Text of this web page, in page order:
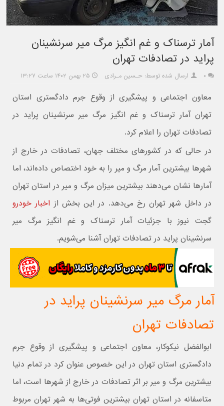
آمار ترسناک و غم انگیز مرگ میر سرنشینان
پراید در تصادفات تهران
۰ ارسال شده توسط: حـسین مـرادی ۲۵ بهمن ۱۴۰۲ ساعت ۱۳:۲۷
معاون اجتماعی و پیشگیری از وقوع جرم دادگستری استان
تهران آمار ترسناک و غم انگیز مرگ میر سرنشینان پراید در
تصادفات تهران را اعلام کرد.
در حالی که در کشورهای مختلف جهان، تصادفات در خارج از
شهرها بیشترین آمار مرگ و میر را به خود اختصاص داده‌اند، اما
آمارها نشان می‌دهند بیشترین میزان مرگ و میر در استان تهران
در داخل شهر تهران رخ می‌دهد. در این بخش از اخبار خودرو
گجت نیوز با جزئیات آمار ترسناک و غم انگیز مرگ میر
سرنشینان پراید در تصادفات تهران آشنا می‌شویم.
آمار مرگ میر سرنشینان پراید در
تصادفات تهران
ابوالفضل نیکوکار، معاون اجتماعی و پیشگیری از وقوع جرم
دادگستری استان تهران در این خصوص عنوان کرد در تمام دنیا
بیشترین مرگ و میر بر اثر تصادفات در خارج از شهرها است، اما
متاسفانه در استان تهران بیشترین فوتی‌ها به شهر تهران مربوط